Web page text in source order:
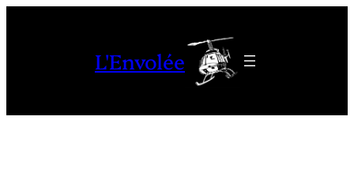
L'Envolée